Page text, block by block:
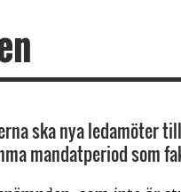
ska nya ledamöter till
mandatperiod som